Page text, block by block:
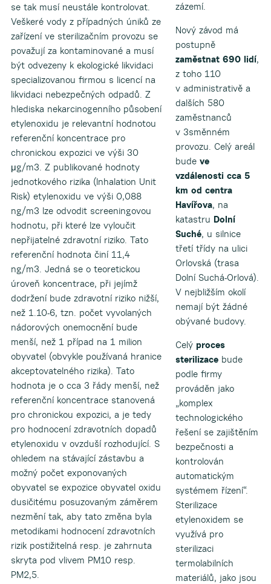
se tak musí neustále kontrolovat.
Veškeré vody z případných úniků ze
zařízení ve sterilizačním provozu se
považují za kontaminované a musí
být odvezeny k ekologické likvidaci
specializovanou firmou s licencí na
likvidaci nebezpečných odpadů. Z
hlediska nekarcinogenního působení
etylenoxidu je relevantní hodnotou
referenční koncentrace pro
chronickou expozici ve výši 30
μg/m3. Z publikované hodnoty
jednotkového rizika (Inhalation Unit
Risk) etylenoxidu ve výši 0,088
ng/m3 lze odvodit screeningovou
hodnotu, při které lze vyloučit
nepřijatelné zdravotní riziko. Tato
referenční hodnota činí 11,4
ng/m3. Jedná se o teoretickou
úroveň koncentrace, při jejímž
dodržení bude zdravotní riziko nižší,
než 1.10-6, tzn. počet vyvolaných
nádorových onemocnění bude
menší, než 1 případ na 1 milion
obyvatel (obvykle používaná hranice
akceptovatelného rizika). Tato
hodnota je o cca 3 řády menší, než
referenční koncentrace stanovená
pro chronickou expozici, a je tedy
pro hodnocení zdravotních dopadů
etylenoxidu v ovzduší rozhodující. S
ohledem na stávající zástavbu a
možný počet exponovaných
obyvatel se expozice obyvatel oxidu
dusičitému posuzovaným záměrem
nezmění tak, aby tato změna byla
metodikami hodnocení zdravotních
rizik postižitelná resp. je zahrnuta
skryta pod vlivem PM10 resp.
PM2,5.
zázemí.
Nový závod má
postupně
zaměstnat 690 lidí,
z toho 110
v administrativě a
dalších 580
zaměstnanců
v 3směnném
provozu. Celý areál
bude ve
vzdálenosti cca 5
km od centra
Havířova, na
katastru Dolní
Suché, u silnice
třetí třídy na ulici
Orlovská (trasa
Dolní Suchá-Orlová).
V nejbližším okolí
nemají být žádné
obývané budovy.
Celý proces
sterilizacebude
podle firmy
prováděn jako
„komplex
technologického
řešení se zajištěním
bezpečnosti a
kontrolován
automatickým
systémem řízení“.
Sterilizace
etylenoxidem se
využívá pro
sterilizaci
termolabilních
materiálů, jako jsou